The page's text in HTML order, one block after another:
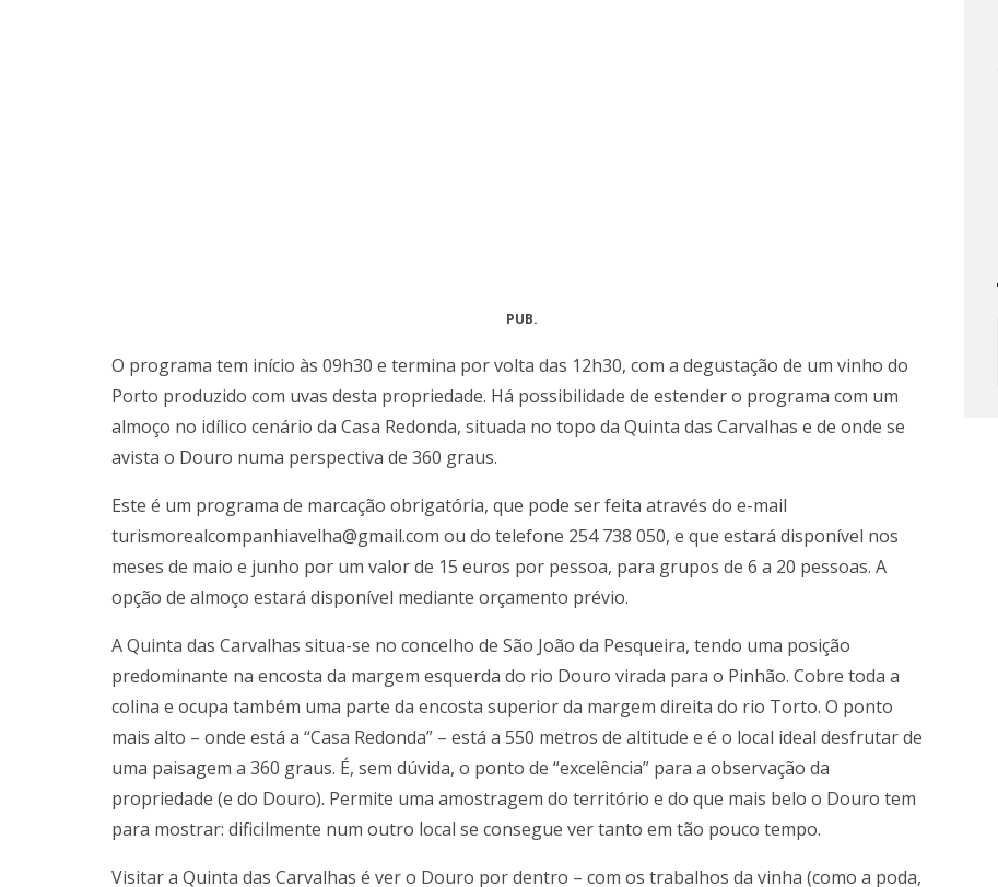
PUB.
O programa tem início às 09h30 e termina por volta das 12h30, com a degustação de um vinho do
Porto produzido com uvas desta propriedade. Há possibilidade de estender o programa com um
almoço no idílico cenário da Casa Redonda, situada no topo da Quinta das Carvalhas e de onde se
avista o Douro numa perspectiva de 360 graus.
Este é um programa de marcação obrigatória, que pode ser feita através do e-mail
turismorealcompanhiavelha@gmail.com ou do telefone 254 738 050, e que estará disponível nos
meses de maio e junho por um valor de 15 euros por pessoa, para grupos de 6 a 20 pessoas. A
opção de almoço estará disponível mediante orçamento prévio.
A Quinta das Carvalhas situa-se no concelho de São João da Pesqueira, tendo uma posição
predominante na encosta da margem esquerda do rio Douro virada para o Pinhão. Cobre toda a
colina e ocupa também uma parte da encosta superior da margem direita do rio Torto. O ponto
mais alto – onde está a “Casa Redonda” – está a 550 metros de altitude e é o local ideal desfrutar de
uma paisagem a 360 graus. É, sem dúvida, o ponto de “excelência” para a observação da
propriedade (e do Douro). Permite uma amostragem do território e do que mais belo o Douro tem
para mostrar: dificilmente num outro local se consegue ver tanto em tão pouco tempo.
Visitar a Quinta das Carvalhas é ver o Douro por dentro – com os trabalhos da vinha (como a poda,